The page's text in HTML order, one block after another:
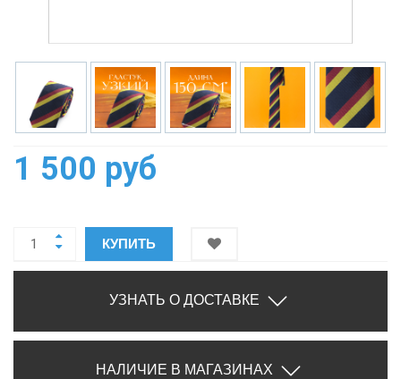
1 500 руб
КУПИТЬ
УЗНАТЬ О ДОСТАВКЕ
НАЛИЧИЕ В МАГАЗИНАХ